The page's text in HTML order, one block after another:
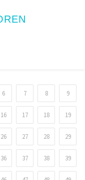
6 7 8 9
16 17 18 19
26 27 28 29
36 37 38 39